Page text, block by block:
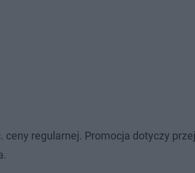
regularnej. Promocja dotyczy